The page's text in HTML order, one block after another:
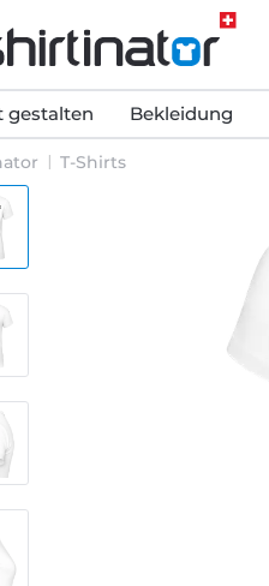
gestalten Bekleidung
T-Shirts